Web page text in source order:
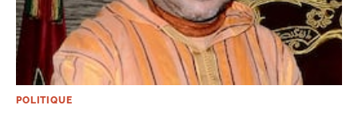
POLITIQUE